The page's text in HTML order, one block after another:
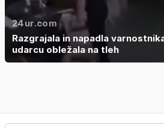
24ur.com
Razgrajala in napadla
udarcu obležala na tleh